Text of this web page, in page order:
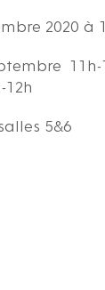
2020 à
12h
5&6